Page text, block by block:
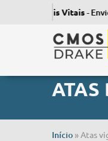
de Sinais Vitais- Envio
ATAS
Início »Atas